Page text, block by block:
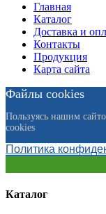
Главная
Каталог
Доставка и
Контакты
Продукция
Карта сайта
Файлы cookies
Пользуясь нашим
cookies
Политика
Каталог